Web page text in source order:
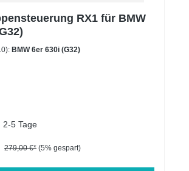
RX1 für BMW
BMW 6er 630i (G32)
2-5 Tage
279,00 €* (5% gespart)